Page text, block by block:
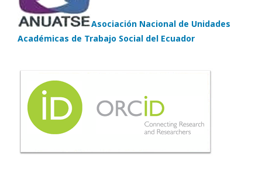
Asociación Nacional de Unidades
Académicas de Trabajo Social del Ecuador